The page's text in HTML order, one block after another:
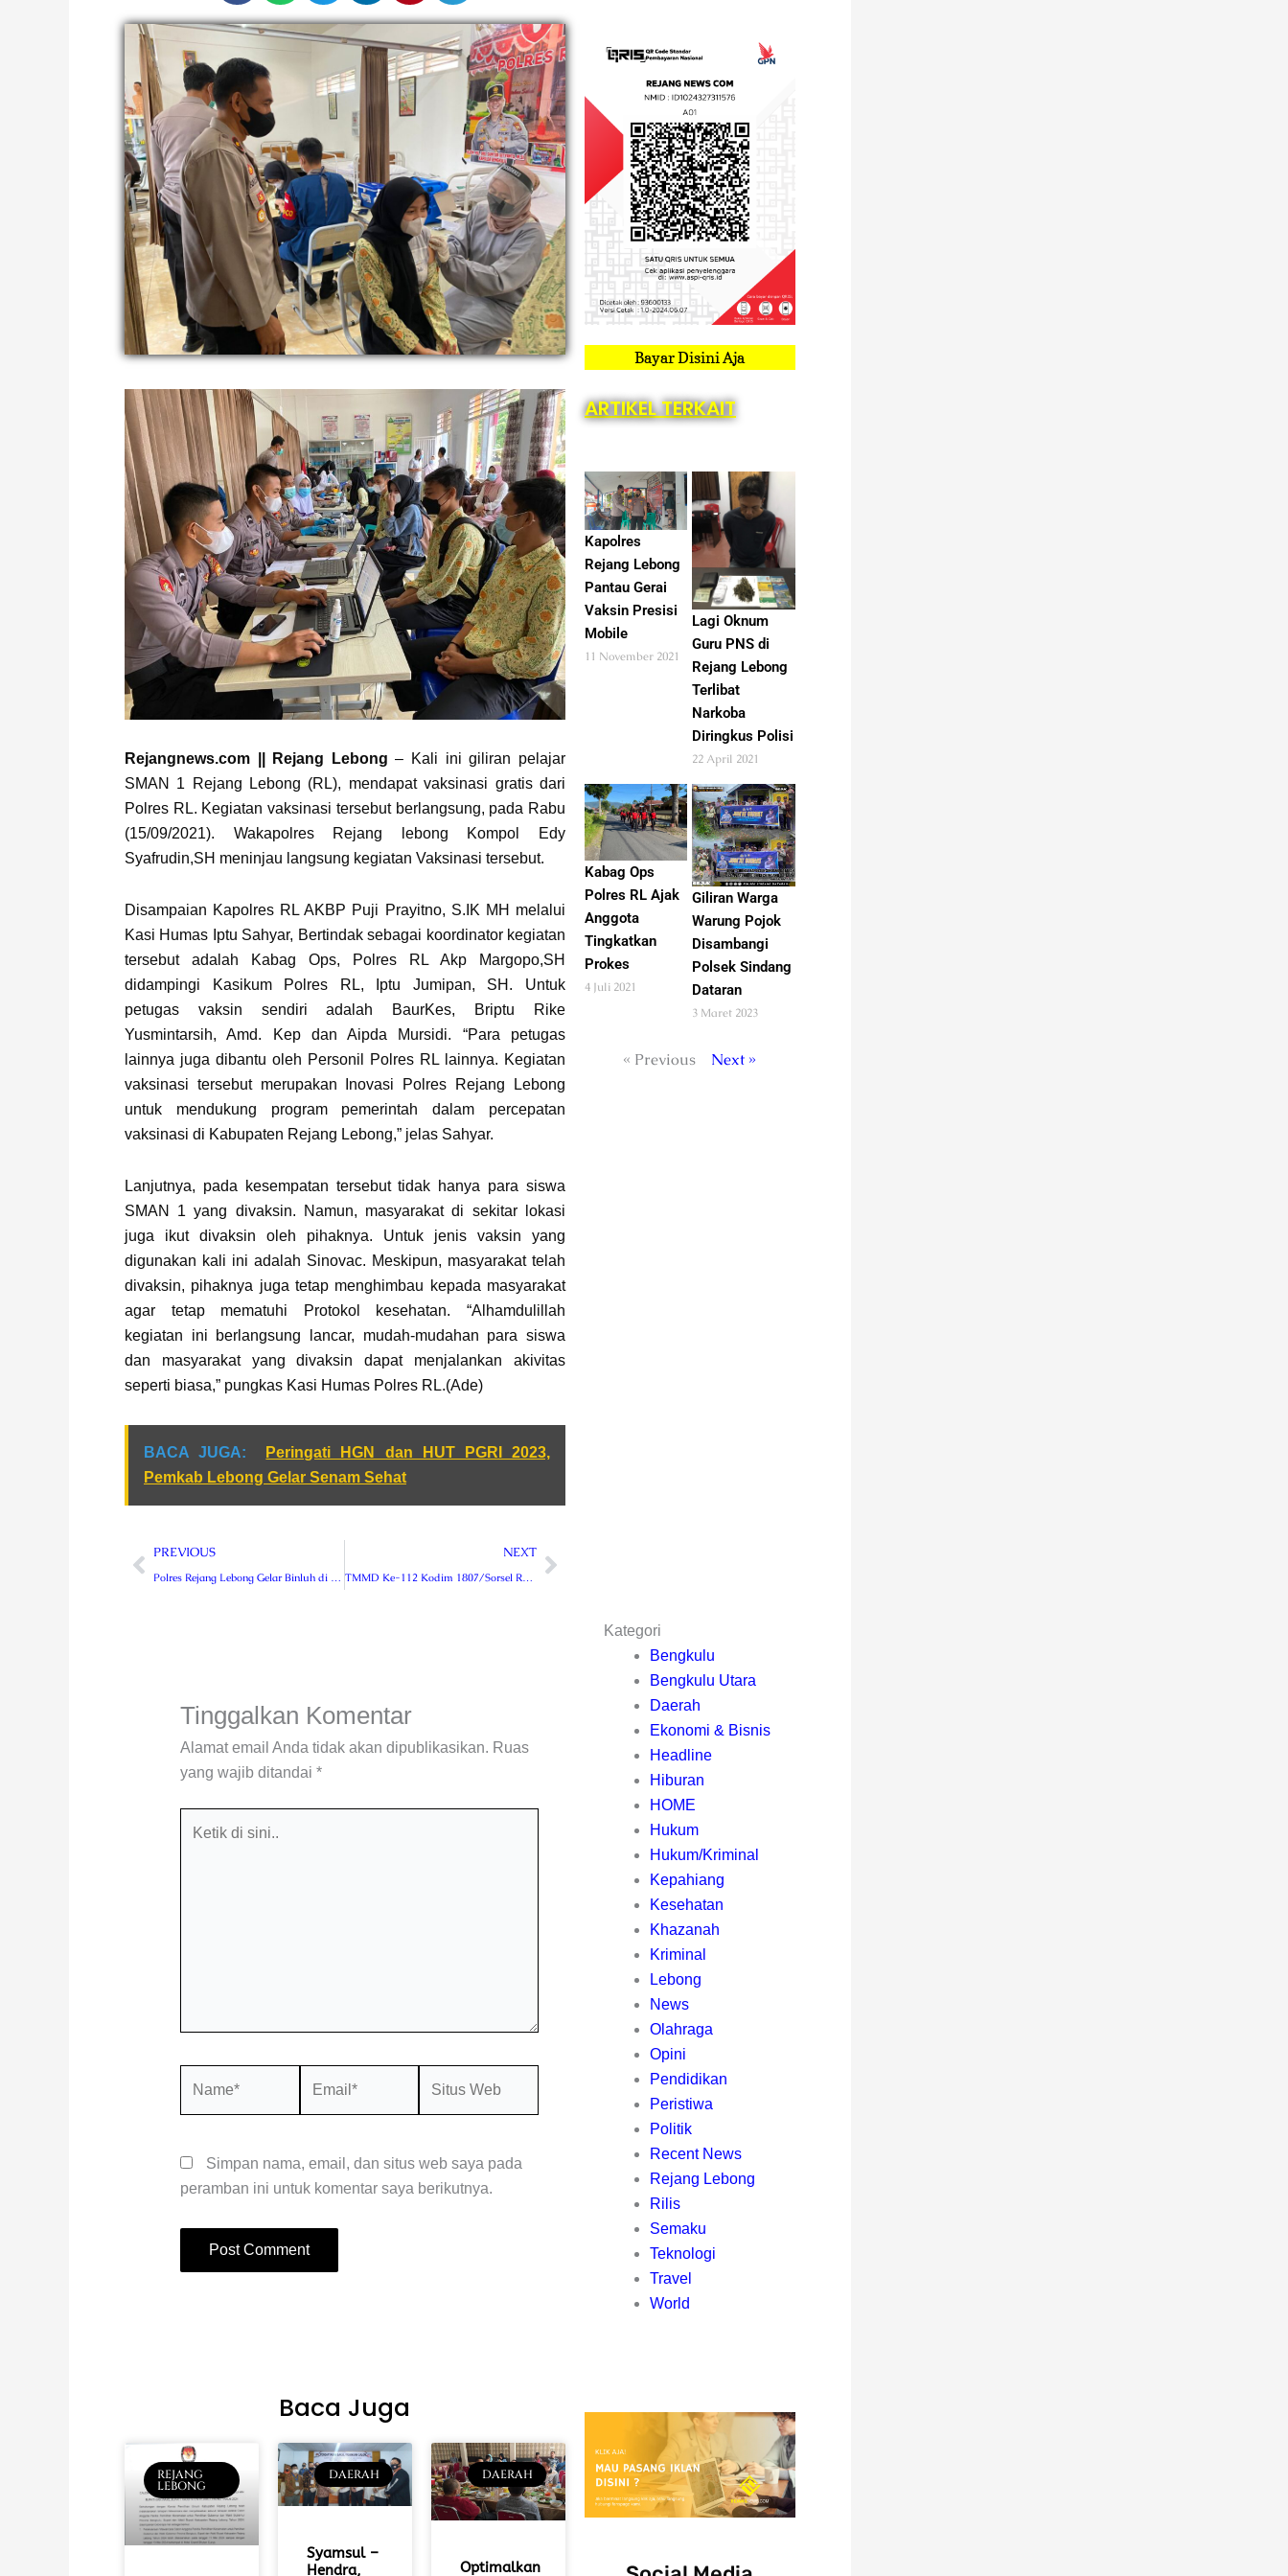
Rejangnews.com || Rejang Lebong – Kali ini giliran pelajar
SMAN 1 Rejang Lebong (RL), mendapat vaksinasi gratis dari
Polres RL. Kegiatan vaksinasi tersebut berlangsung, pada Rabu
(15/09/2021). Wakapolres Rejang lebong Kompol Edy
Syafrudin,SH meninjau langsung kegiatan Vaksinasi tersebut.
Disampaian Kapolres RL AKBP Puji Prayitno, S.IK MH melalui
Kasi Humas Iptu Sahyar, Bertindak sebagai koordinator kegiatan
tersebut adalah Kabag Ops, Polres RL Akp Margopo,SH
didampingi Kasikum Polres RL, Iptu Jumipan, SH. Untuk
petugas vaksin sendiri adalah BaurKes, Briptu Rike
Yusmintarsih, Amd. Kep dan Aipda Mursidi. “Para petugas
lainnya juga dibantu oleh Personil Polres RL lainnya. Kegiatan
vaksinasi tersebut merupakan Inovasi Polres Rejang Lebong
untuk mendukung program pemerintah dalam percepatan
vaksinasi di Kabupaten Rejang Lebong,” jelas Sahyar.
Lanjutnya, pada kesempatan tersebut tidak hanya para siswa
SMAN 1 yang divaksin. Namun, masyarakat di sekitar lokasi
juga ikut divaksin oleh pihaknya. Untuk jenis vaksin yang
digunakan kali ini adalah Sinovac. Meskipun, masyarakat telah
divaksin, pihaknya juga tetap menghimbau kepada masyarakat
agar tetap mematuhi Protokol kesehatan. “Alhamdulillah
kegiatan ini berlangsung lancar, mudah-mudahan para siswa
dan masyarakat yang divaksin dapat menjalankan akivitas
seperti biasa,” pungkas Kasi Humas Polres RL.(Ade)
BACA JUGA:
Peringati HGN dan HUT PGRI 2023,
Pemkab Lebong Gelar Senam Sehat
Prev
PREVIOUS NEXTNext
Bayar Disini Aja
ARTIKEL TERKAIT
Kapolres
Rejang Lebong
Pantau Gerai
Vaksin Presisi
Mobile
11 November 2021
Lagi Oknum
Guru PNS di
Rejang Lebong
Terlibat
Narkoba
Diringkus Polisi
22 April 2021
Kabag Ops
Polres RL Ajak
Anggota
Tingkatkan
Prokes
4 Juli 2021
Giliran Warga
Warung Pojok
Disambangi
Polsek Sindang
Dataran
3 Maret 2023
« Previous Next »
Tinggalkan Komentar
Alamat email Anda tidak akan dipublikasikan. Ruas
yang wajib ditandai *
Simpan nama, email, dan situs web saya pada
peramban ini untuk komentar saya berikutnya.
Kategori
Bengkulu
Bengkulu Utara
Daerah
Ekonomi & Bisnis
Headline
Hiburan
HOME
Hukum
Hukum/Kriminal
Kepahiang
Kesehatan
Khazanah
Kriminal
Lebong
News
Olahraga
Opini
Pendidikan
Peristiwa
Politik
Recent News
Rejang Lebong
Rilis
Semaku
Teknologi
Travel
World
Baca Juga
REJANG
LEBONG
DAERAH
Syamsul –
Hendra,
DAERAH
Optimalkan